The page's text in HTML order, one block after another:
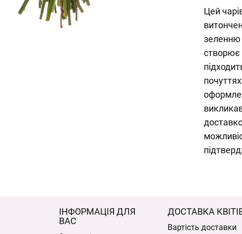
Цей
зеленню
створює
ІНФОРМАЦІЯ ДЛЯ
ВАС
ДОСТАВКА
Вартість доставки